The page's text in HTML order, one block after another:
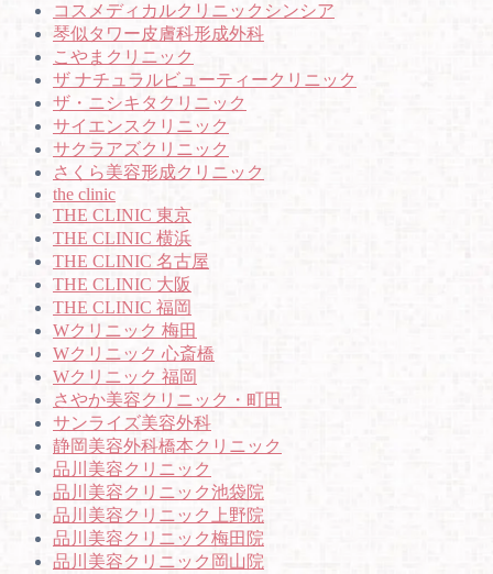
コスメディカルクリニックシンシア
琴似タワー皮膚科形成外科
こやまクリニック
ザ ナチュラルビューティークリニック
ザ・ニシキタクリニック
サイエンスクリニック
サクラアズクリニック
さくら美容形成クリニック
the clinic
THE CLINIC 東京
THE CLINIC 横浜
THE CLINIC 名古屋
THE CLINIC 大阪
THE CLINIC 福岡
Wクリニック 梅田
Wクリニック 心斎橋
Wクリニック 福岡
さやか美容クリニック・町田
サンライズ美容外科
静岡美容外科橋本クリニック
品川美容クリニック
品川美容クリニック池袋院
品川美容クリニック上野院
品川美容クリニック梅田院
品川美容クリニック岡山院